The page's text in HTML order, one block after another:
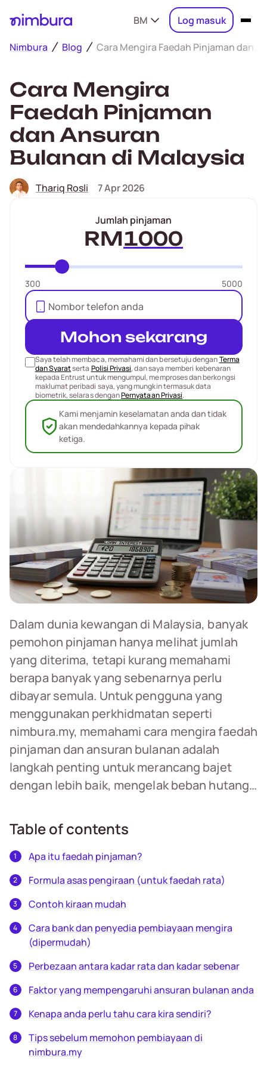
BM Log masuk
Nimbura Blog Cara Mengira Faedah Pinjaman dan
Cara Mengira
Faedah Pinjaman
dan Ansuran
Bulanan di Malaysia
Thariq Rosli 7 Apr 2026
Dalam dunia kewangan di Malaysia, banyak
pemohon pinjaman hanya melihat jumlah
yang diterima, tetapi kurang memahami
berapa banyak yang sebenarnya perlu
dibayar semula. Untuk pengguna yang
menggunakan perkhidmatan seperti
nimbura.my, memahami cara mengira faedah
pinjaman dan ansuran bulanan adalah
langkah penting untuk merancang bajet
dengan lebih baik, mengelak beban hutang…
Table of contents
Apa itu faedah pinjaman?
Formula asas pengiraan (untuk faedah rata)
Contoh kiraan mudah
Cara bank dan penyedia pembiayaan mengira
(dipermudah)
Perbezaan antara kadar rata dan kadar sebenar
Faktor yang mempengaruhi ansuran bulanan anda
Kenapa anda perlu tahu cara kira sendiri?
Tips sebelum memohon pembiayaan di
nimbura.my
Jumlah pinjaman
RM
300 5000
Mohon sekarang
Saya telah membaca, memahami dan bersetuju denganTerma
dan Syaratserta Polisi Privasi, dan saya memberi kebenaran
kepada Entrust untuk mengumpul, memproses dan berkongsi
maklumat peribadi saya, yang mungkin termasuk data
biometrik, selaras denganPernyataan Privasi.
Kami menjamin keselamatan anda dan tidak
akan mendedahkannya kepada pihak
ketiga.